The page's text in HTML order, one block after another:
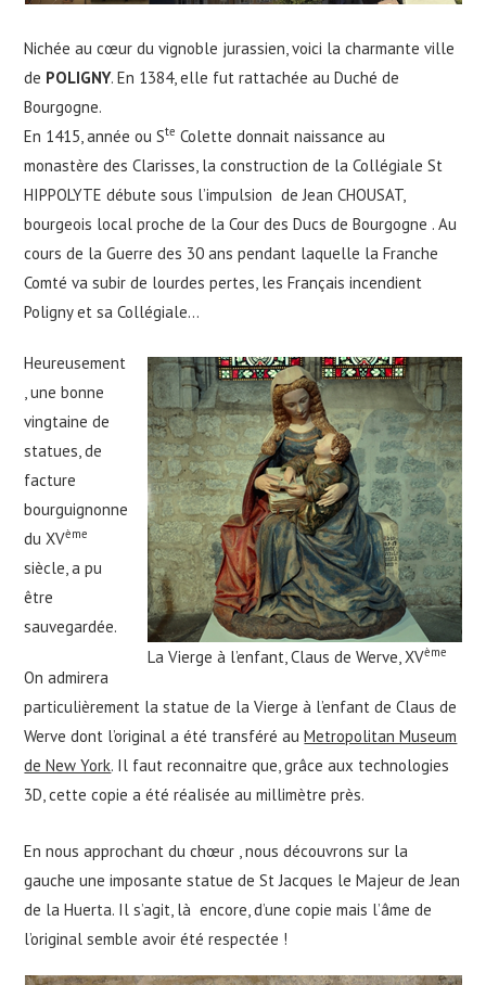
Nichée au cœur du vignoble jurassien, voici la charmante ville
de POLIGNY. En 1384, elle fut rattachée au Duché de
Bourgogne.
En 1415, année ou Ste Colette donnait naissance au
monastère des Clarisses, la construction de la Collégiale St
HIPPOLYTE débute sous l’impulsion de Jean CHOUSAT,
bourgeois local proche de la Cour des Ducs de Bourgogne . Au
cours de la Guerre des 30 ans pendant laquelle la Franche
Comté va subir de lourdes pertes, les Français incendient
Poligny et sa Collégiale…
La Vierge à l’enfant, Claus de Werve, XVème
Heureusement
, une bonne
vingtaine de
statues, de
facture
bourguignonne
du XVème
siècle, a pu
être
sauvegardée.
On admirera
particulièrement la statue de la Vierge à l’enfant de Claus de
Werve dont l’original a été transféré auMetropolitan Museum
de New York. Il faut reconnaitre que, grâce aux technologies
3D, cette copie a été réalisée au millimètre près.
En nous approchant du chœur , nous découvrons sur la
gauche une imposante statue de St Jacques le Majeur de Jean
de la Huerta. Il s’agit, là encore, d’une copie mais l’âme de
l’original semble avoir été respectée !